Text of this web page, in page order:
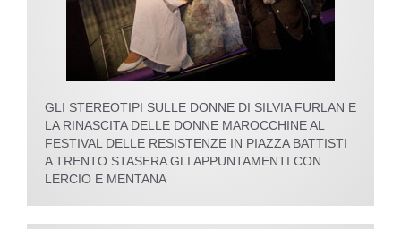
GLI STEREOTIPI SULLE DONNE DI SILVIA FURLAN E
LA RINASCITA DELLE DONNE MAROCCHINE AL
FESTIVAL DELLE RESISTENZE IN PIAZZA BATTISTI
A TRENTO STASERA GLI APPUNTAMENTI CON
LERCIO E MENTANA